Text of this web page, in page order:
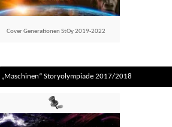
Cover Generationen StOy 2019-2022
„Maschinen“ Storyolympiade 2017/2018